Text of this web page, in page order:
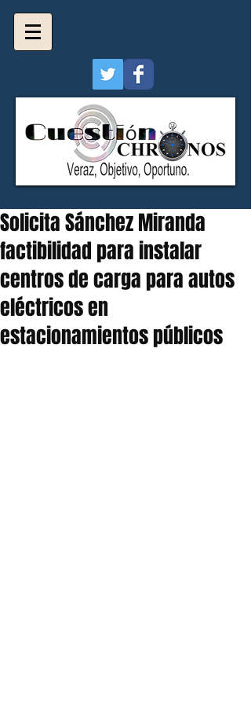
Solicita Sánchez Miranda
factibilidad para instalar
centros de carga para autos
eléctricos en
estacionamientos públicos